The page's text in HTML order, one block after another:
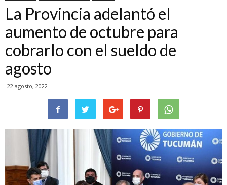
La Provincia adelantó el
aumento de octubre para
cobrarlo con el sueldo de
agosto
22 agosto, 2022